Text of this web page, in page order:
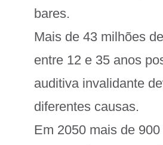
bares.
Mais de 43 milhões
entre 12 e 35 anos
auditiva invalidante
diferentes causas.
Em 2050 mais de